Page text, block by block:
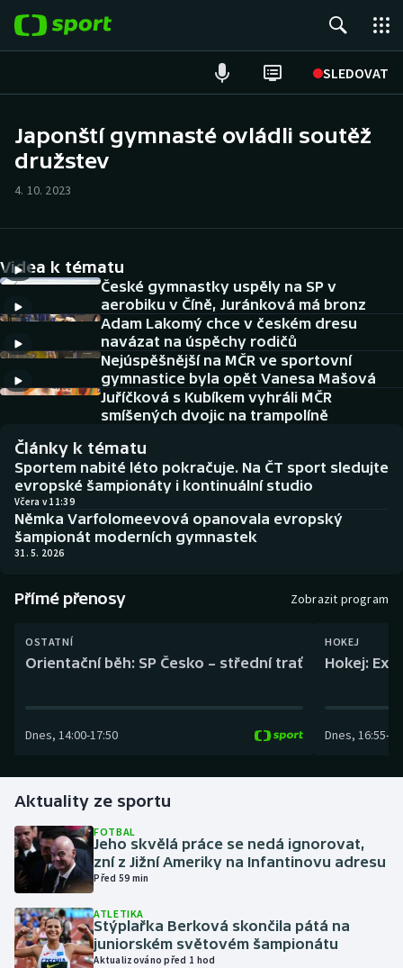
SLEDOVAT
Hokej
Cyklistika
DALŠÍ SPORTY
Americký fotbal
Baseball a softbal
Basketbal
Biatlon
Boby a skeleton
Box
Curling
Golf
Gymnastika
Házená
Jezdectví
NEPŘEHLÉDNĚTE
Historické návraty
Aplikace ČT sport
AZ kvíz
Japonští gymnasté ovládli soutěž
družstev
4. 10. 2023
Videa k tématu
České gymnastky uspěly na SP v
aerobiku v Číně, Juránková má bronz
Adam Lakomý chce v českém dresu
navázat na úspěchy rodičů
Nejúspěšnější na MČR ve sportovní
gymnastice byla opět Vanesa Mašová
Juříčková s Kubíkem vyhráli MČR
smíšených dvojic na trampolíně
Články k tématu
Sportem nabité léto pokračuje. Na ČT sport sledujte
evropské šampionáty i kontinuální studio
Včera v 11:39
Němka Varfolomeevová opanovala evropský
šampionát moderních gymnastek
31. 5. 2026
Přímé přenosy Zobrazit program
OSTATNÍ
Orientační běh: SP Česko – střední trať
Dnes, 14:00-17:50
HOKEJ
Hokej:
Dnes, 16:55-
Aktuality ze sportu
FOTBAL
Jeho skvělá práce se nedá ignorovat,
zní z Jižní Ameriky na Infantinovu adresu
Před 59 min
ATLETIKA
Stýplařka Berková skončila pátá na
juniorském světovém šampionátu
Aktualizováno před 1 hod